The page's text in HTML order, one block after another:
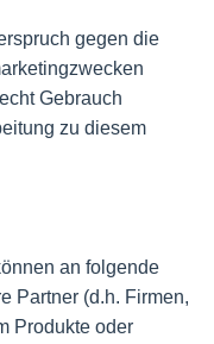
gegen die
Gebrauch
zu diesem
an folgende
Partner (d.h. Firmen,
Produkte oder